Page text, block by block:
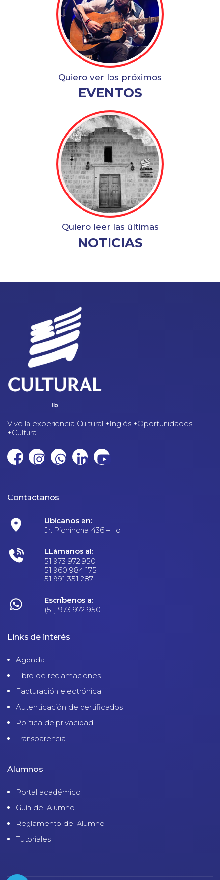
Quiero ver los próximos
EVENTOS
Quiero leer las últimas
NOTICIAS
Vive la experiencia Cultural +Inglés +Oportunidades
+Cultura.
Contáctanos
Ubícanos en:
Jr. Pichincha 436 – Ilo
LLámanos al:
51 973 972 950
51 960 984 175
51 991 351 287
Escríbenos a:
(51) 973 972 950
Links de interés
Agenda
Libro de reclamaciones
Facturación electrónica
Autenticación de certificados
Política de privacidad
Transparencia
Alumnos
Portal académico
Guía del Alumno
Reglamento del Alumno
Tutoriales